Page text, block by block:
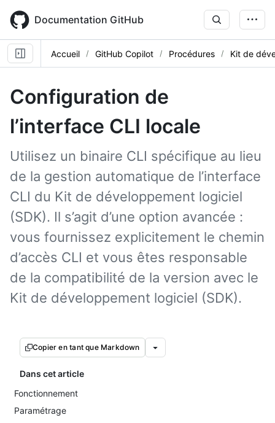
main
content
Documentation GitHub
Accueil GitHub Copilot Procédures Kit de
Configuration de
l’interface CLI locale
Utilisez un binaire CLI spécifique au lieu
de la gestion automatique de l’interface
CLI du Kit de développement logiciel
(SDK). Il s’agit d’une option avancée :
vous fournissez explicitement le chemin
d’accès CLI et vous êtes responsable
de la compatibilité de la version avec le
Kit de développement logiciel (SDK).
Copier en tant que Markdown
Dans cet article
Fonctionnement
Paramétrage